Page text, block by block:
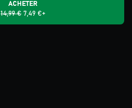
ACHETER
14,99 € 7,49 €+